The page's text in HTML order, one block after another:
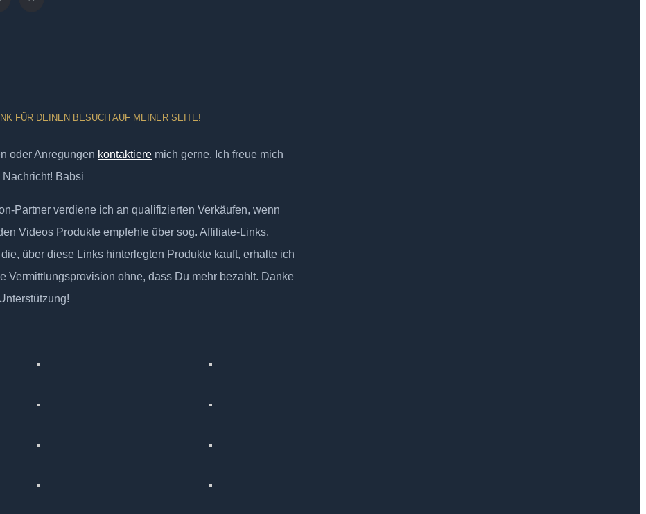
FÜR DEINEN BESUCH AUF MEINER SEITE!
oder Anregungen kontaktiere mich gerne. Ich freue mich
Babsi
Partner verdiene ich an qualifizierten Verkäufen, wenn
Videos Produkte empfehle über sog. Affiliate-Links.
über diese Links hinterlegten Produkte kauft, erhalte ich
Vermittlungsprovision ohne, dass Du mehr bezahlt. Danke